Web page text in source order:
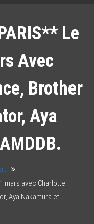
Le
Avec
Brother
Aya
mars avec Charlotte
Aya Nakamura et